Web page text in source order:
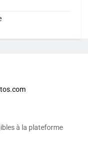
à la plateforme